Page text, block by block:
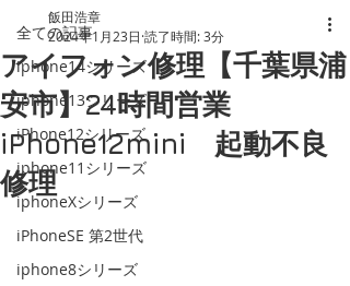
全ての記事
iphone14シリーズ
iphone13シリーズ
iPhone12シリーズ
iphone11シリーズ
iphoneXシリーズ
iPhoneSE 第2世代
iphone8シリーズ
アイフォン修理【千葉県浦
安市】24時間営業
iPhone12mini 起動不良
修理
飯田浩章
2024年1月23日 読了時間: 3分